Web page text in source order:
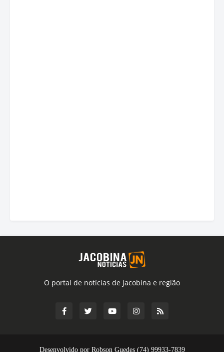
O portal de notícias de Jacobina e região
Desenvolvido por Robson Guedes (74) 99933-7839